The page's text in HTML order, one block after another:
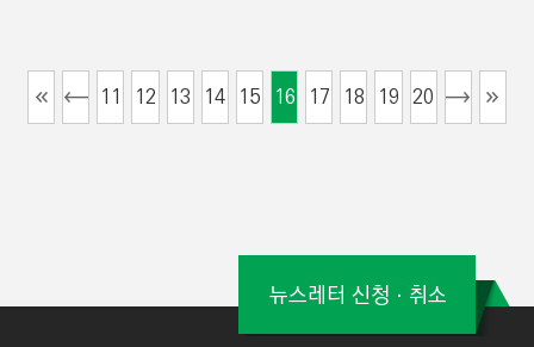
11 12 13 14 15 16 17 18 19 20
뉴스레터 신청ㆍ취소